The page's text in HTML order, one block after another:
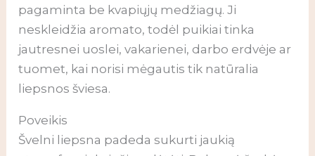
pagaminta be kvapiųjų medžiagų. Ji
neskleidžia aromato, todėl puikiai tinka
jautresnei uoslei, vakarienei, darbo erdvėje ar
tuomet, kai norisi mėgautis tik natūralia
liepsnos šviesa.
Poveikis
Švelni liepsna padeda sukurti jaukią